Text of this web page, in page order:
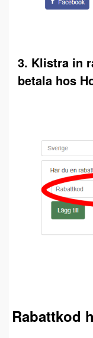
3. Klistra in
betala hos
Rabattkod